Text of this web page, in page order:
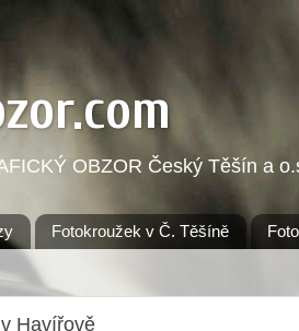
OBZOR Český Těšín a
Fotokroužek v Č. Těšíně
Havířově